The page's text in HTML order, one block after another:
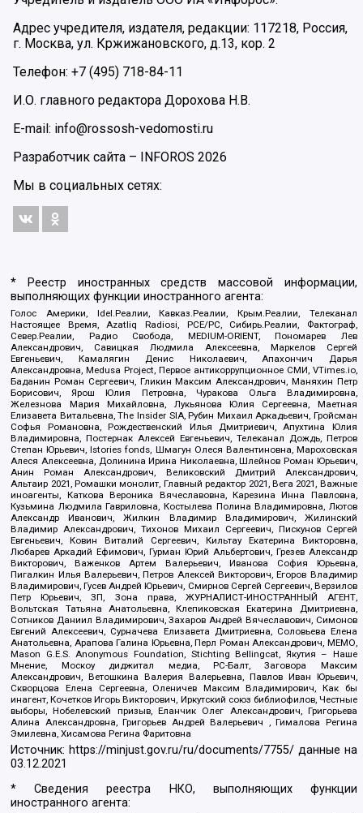
Адрес учредителя, издателя, редакции: 117218, Россия,
г. Москва, ул. Кржижановского, д.13, кор. 2
Телефон: +7 (495) 718-84-11
И.О. главного редактора Дорохова Н.В.
E-mail: info@rossosh-vedomosti.ru
Разработчик сайта – INFOROS 2026
Мы в социальных сетях:
* Реестр иностранных средств массовой информации,
выполняющих функции иностранного агента:
Голос Америки, Idel.Реалии, Кавказ.Реалии, Крым.Реалии, Телеканал
Настоящее Время, Azatliq Radiosi, PCE/PC, Сибирь.Реалии, Фактограф,
Север.Реалии, Радио Свобода, MEDIUM-ORIENT, Пономарев Лев
Александрович, Савицкая Людмила Алексеевна, Маркелов Сергей
Евгеньевич, Камалягин Денис Николаевич, Апахончич Дарья
Александровна, Medusa Project, Первое антикоррупционное СМИ, VTimes.io,
Баданин Роман Сергеевич, Гликин Максим Александрович, Маняхин Петр
Борисович, Ярош Юлия Петровна, Чуракова Ольга Владимировна,
Железнова Мария Михайловна, Лукьянова Юлия Сергеевна, Маетная
Елизавета Витальевна, The Insider SIA, Рубин Михаил Аркадьевич, Гройсман
Софья Романовна, Рождественский Илья Дмитриевич, Апухтина Юлия
Владимировна, Постернак Алексей Евгеньевич, Телеканал Дождь, Петров
Степан Юрьевич, Istories fonds, Шмагун Олеся Валентиновна, Мароховская
Алеся Алексеевна, Долинина Ирина Николаевна, Шлейнов Роман Юрьевич,
Анин Роман Александрович, Великовский Дмитрий Александрович,
Альтаир 2021, Ромашки монолит, Главный редактор 2021, Вега 2021, Важные
иноагенты, Каткова Вероника Вячеславовна, Карезина Инна Павловна,
Кузьмина Людмила Гавриловна, Костылева Полина Владимировна, Лютов
Александр Иванович, Жилкин Владимир Владимирович, Жилинский
Владимир Александрович, Тихонов Михаил Сергеевич, Пискунов Сергей
Евгеньевич, Ковин Виталий Сергеевич, Кильтау Екатерина Викторовна,
Любарев Аркадий Ефимович, Гурман Юрий Альбертович, Грезев Александр
Викторович, Важенков Артем Валерьевич, Иванова София Юрьевна,
Пигалкин Илья Валерьевич, Петров Алексей Викторович, Егоров Владимир
Владимирович, Гусев Андрей Юрьевич, Смирнов Сергей Сергеевич, Верзилов
Петр Юрьевич, ЗП, Зона права, ЖУРНАЛИСТ-ИНОСТРАННЫЙ АГЕНТ,
Вольтская Татьяна Анатольевна, Клепиковская Екатерина Дмитриевна,
Сотников Даниил Владимирович, Захаров Андрей Вячеславович, Симонов
Евгений Алексеевич, Сурначева Елизавета Дмитриевна, Соловьева Елена
Анатольевна, Арапова Галина Юрьевна, Перл Роман Александрович, МЕМО,
Mason G.E.S. Anonymous Foundation, Stichting Bellingcat, Якутия – Наше
Мнение, Москоу диджитал медиа, РС-Балт, Заговора Максим
Александрович, Ветошкина Валерия Валерьевна, Павлов Иван Юрьевич,
Скворцова Елена Сергеевна, Оленичев Максим Владимирович, Как бы
инагент, Кочетков Игорь Викторович, Иркутский союз библиофилов, Честные
выборы, Нобелевский призыв, Еланчик Олег Александрович, Григорьева
Алина Александровна, Григорьев Андрей Валерьевич , Гималова Регина
Эмилевна, Хисамова Регина Фаритовна
Источник: https://minjust.gov.ru/ru/documents/7755/ данные на
03.12.2021
* Сведения реестра НКО, выполняющих функции
иностранного агента: